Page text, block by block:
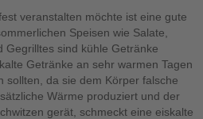
veranstalten möchte ist eine gute
Speisen wie Salate,
Gegrilltes sind kühle Getränke
Getränke an sehr warmen Tagen
sollten, da sie dem Körper falsche
Wärme produziert und der
gerät, schmeckt eine eiskalte